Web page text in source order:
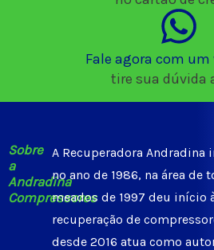
Fale agora com um
tire sua dúvida
Sobre
a
Andradina
Compressores
A Recuperadora
no ano de 1986, na área de
meados de 1997 deu início
recuperação de
desde 2016 atua como